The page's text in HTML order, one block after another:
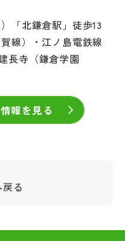
「北鎌倉駅」徒歩13
線）・江ノ島電鉄線
長寺（鎌倉学園
報を見る
る